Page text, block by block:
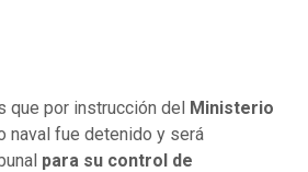
que por instrucción del Ministerio
naval fue detenido y será
para su control de